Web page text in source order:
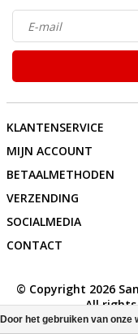
KLANTENSERVICE
MIJN ACCOUNT
BETAALMETHODEN
VERZENDING
SOCIALMEDIA
CONTACT
© Copyright 2026
All
Door het gebruiken van